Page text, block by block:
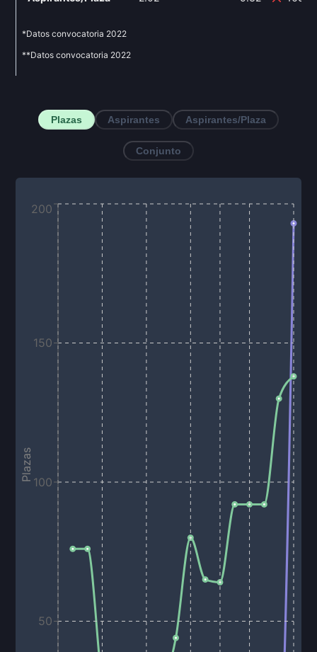
*Datos convocatoria 2022
**Datos convocatoria 2022
Plazas Aspirantes Aspirantes/Plaza
Conjunto
50
100
150
200
Plazas